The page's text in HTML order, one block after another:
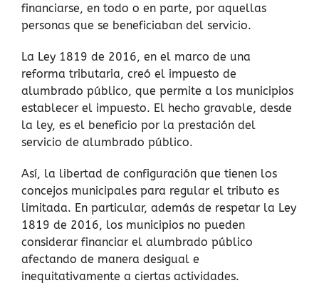
financiarse, en todo o en parte, por aquellas
personas que se beneficiaban del servicio.
La Ley 1819 de 2016, en el marco de una
reforma tributaria, creó el impuesto de
alumbrado público, que permite a los municipios
establecer el impuesto. El hecho gravable, desde
la ley, es el beneficio por la prestación del
servicio de alumbrado público.
Así, la libertad de configuración que tienen los
concejos municipales para regular el tributo es
limitada. En particular, además de respetar la Ley
1819 de 2016, los municipios no pueden
considerar financiar el alumbrado público
afectando de manera desigual e
inequitativamente a ciertas actividades.